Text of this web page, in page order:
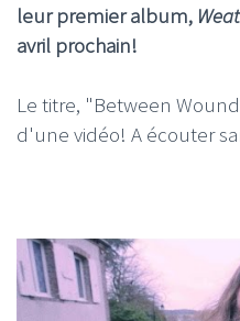
leur premier album,
avril prochain!
Le titre, "Between
d'une vidéo! A écouter